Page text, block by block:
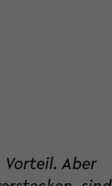
Aber